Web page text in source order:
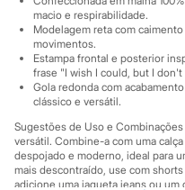
Clock House
Mindset
Sawary
Yessica
Moda esportiva
Acessórios
Blusas
Calçados
Leggings
Shorts e Bermudas
Tops
macio e respirabilidade.
Modelagem reta com
movimentos.
Estampa frontal e posterior
frase "I wish I could, but I don't
Gola redonda com
clássico e versátil.
Sugestões de Uso e
versátil. Combine-a com uma
despojado e moderno, ideal para
mais descontraído, use com
adicione uma jaqueta jeans ou um